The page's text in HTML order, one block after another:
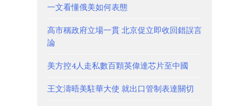
一文看懂俄美如何表態
高市稱政府立場一貫 北京促立即收回錯誤言
論
美方控4人走私數百顆英偉達芯片至中國
王文濤晤美駐華大使 就出口管制表達關切